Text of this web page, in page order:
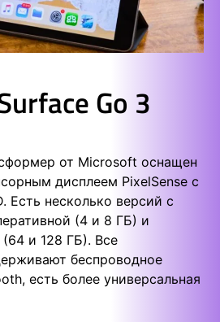
Go 3
от Microsoft оснащен
дисплеем PixelSense с
Есть несколько версий с
(4 и 8 ГБ) и
и 128 ГБ). Все
беспроводное
есть более универсальная